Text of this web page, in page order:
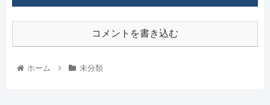
コメントを書き込む
ホーム 未分類